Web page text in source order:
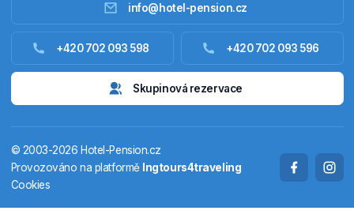
Ubytování zahraniční
Termály
Chaty a chalupy
info@hotel-pension.cz
+420 702 093 598 +420 702 093 596
Skupinová rezervace
© 2003-2026 Hotel-Pension.cz
Provozováno na platformě Ingtours4traveling
Cookies